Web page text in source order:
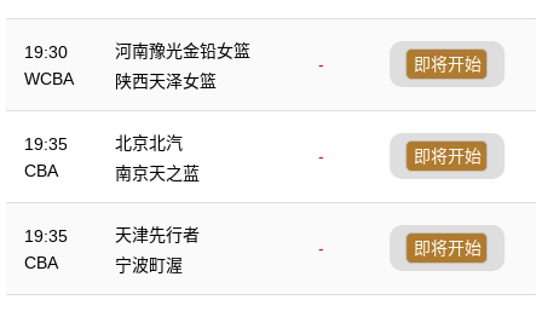
19:30
WCBA
河南豫光金铅女篮
-
陕西天泽女篮
即将开始
19:35
CBA
北京北汽
-
南京天之蓝
即将开始
19:35
CBA
天津先行者
-
宁波町渥
即将开始